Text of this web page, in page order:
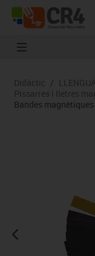
Didàctic /
Pissarres i lletres
Bandes